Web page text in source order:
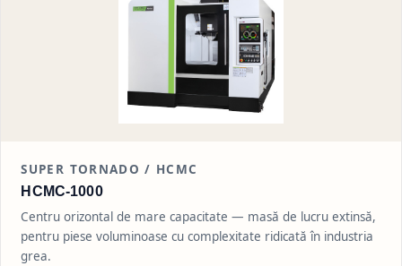
SUPER TORNADO / HCMC
HCMC-1000
Centru orizontal de mare capacitate — masă de lucru extinsă,
pentru piese voluminoase cu complexitate ridicată în industria
grea.